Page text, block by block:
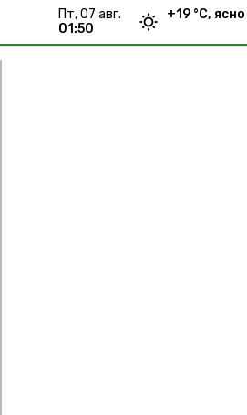
пт, 07 авг.
01:50
+19 °С, ясно